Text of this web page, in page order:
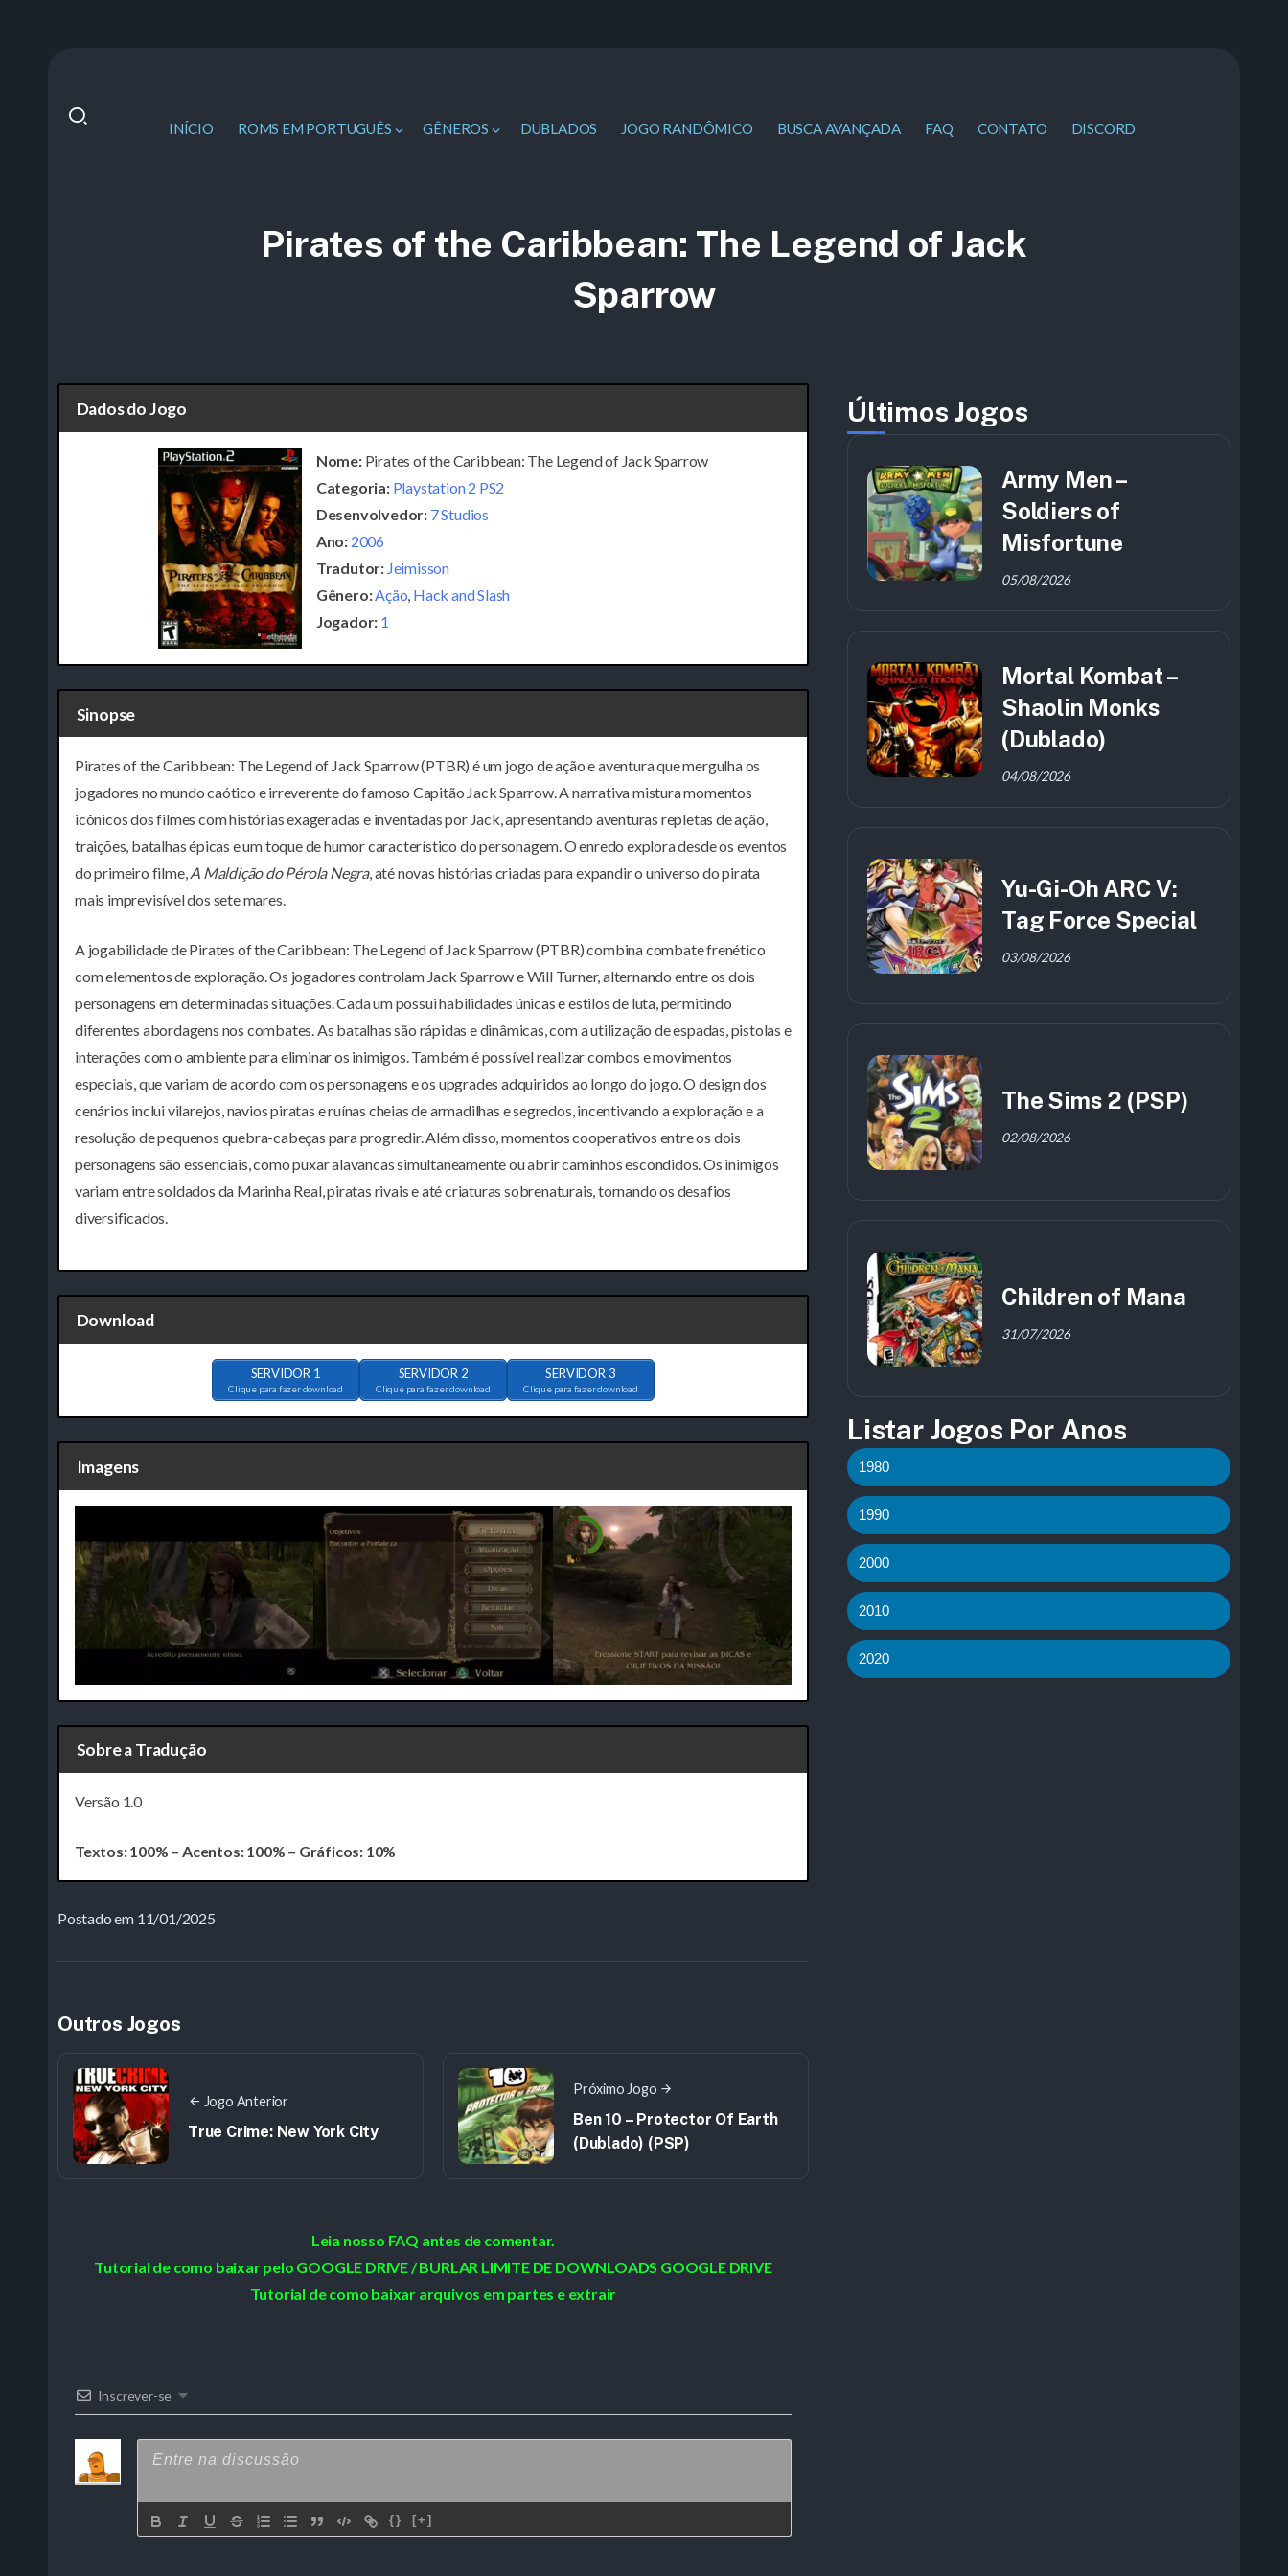
INÍCIO ROMS EM PORTUGUÊS GÊNEROS DUBLADOS JOGO RANDÔMICO BUSCA AVANÇADA FAQ CONTATO DISCORD
Pirates of the Caribbean: The Legend of Jack
Sparrow
Dados do Jogo
Nome:Pirates of the Caribbean: The Legend of Jack Sparrow
Categoria: Playstation 2 PS2
Desenvolvedor: 7 Studios
Ano: 2006
Tradutor: Jeimisson
Gênero:Ação Hack and Slash
Jogador: 1
Sinopse
Pirates of the Caribbean: The Legend of Jack Sparrow (PTBR) é um jogo de ação e aventura que mergulha os
jogadores no mundo caótico e irreverente do famoso Capitão Jack Sparrow. A narrativa mistura momentos
icônicos dos filmes com histórias exageradas e inventadas por Jack, apresentando aventuras repletas de ação,
traições, batalhas épicas e um toque de humor característico do personagem. O enredo explora desde os eventos
do primeiro filme,A Maldição do Pérola Negra, até novas histórias criadas para expandir o universo do pirata
mais imprevisível dos sete mares.
A jogabilidade de Pirates of the Caribbean: The Legend of Jack Sparrow (PTBR) combina combate frenético
com elementos de exploração. Os jogadores controlam Jack Sparrow e Will Turner, alternando entre os dois
personagens em determinadas situações. Cada um possui habilidades únicas e estilos de luta, permitindo
diferentes abordagens nos combates. As batalhas são rápidas e dinâmicas, com a utilização de espadas, pistolas e
interações com o ambiente para eliminar os inimigos. Também é possível realizar combos e movimentos
especiais, que variam de acordo com os personagens e os upgrades adquiridos ao longo do jogo. O design dos
cenários inclui vilarejos, navios piratas e ruínas cheias de armadilhas e segredos, incentivando a exploração e a
resolução de pequenos quebra-cabeças para progredir. Além disso, momentos cooperativos entre os dois
personagens são essenciais, como puxar alavancas simultaneamente ou abrir caminhos escondidos. Os inimigos
variam entre soldados da Marinha Real, piratas rivais e até criaturas sobrenaturais, tornando os desafios
diversificados.
Download
SERVIDOR 1
Clique para fazer download
SERVIDOR 2
Clique para fazer download
SERVIDOR 3
Clique para fazer download
Imagens
Sobre a Tradução
Versão 1.0
Textos: 100% –Acentos: 100% – Gráficos: 10%
Postado em 11/01/2025
Outros Jogos
Jogo Anterior
True Crime: New York City
Próximo Jogo
Ben 10 – Protector Of Earth
(Dublado) (PSP)
Leia nosso FAQ antes de comentar.
Tutorial de como baixar pelo GOOGLE DRIVE / BURLAR LIMITE DE DOWNLOADS GOOGLE DRIVE
Tutorial de como baixar arquivos em partes e extrair
Inscrever-se
{} [+]
Últimos Jogos
Army Men –
Soldiers of
Misfortune
05/08/2026
Mortal Kombat –
Shaolin Monks
(Dublado)
04/08/2026
Yu-Gi-Oh ARC V:
Tag Force Special
03/08/2026
The Sims 2 (PSP)
02/08/2026
Children of Mana
31/07/2026
Listar Jogos Por Anos
1980
1990
2000
2010
2020